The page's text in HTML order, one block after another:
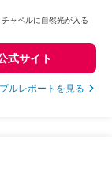
チャペルに自然光が入る
式サイト
ルレポートを見る